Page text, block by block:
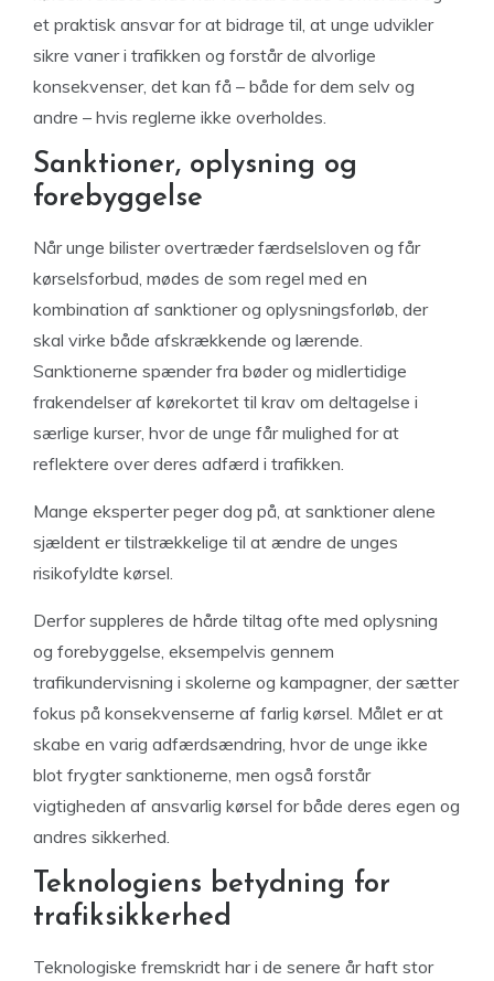
et praktisk ansvar for at bidrage til, at unge udvikler
sikre vaner i trafikken og forstår de alvorlige
konsekvenser, det kan få – både for dem selv og
andre – hvis reglerne ikke overholdes.
Sanktioner, oplysning og
forebyggelse
Når unge bilister overtræder færdselsloven og får
kørselsforbud, mødes de som regel med en
kombination af sanktioner og oplysningsforløb, der
skal virke både afskrækkende og lærende.
Sanktionerne spænder fra bøder og midlertidige
frakendelser af kørekortet til krav om deltagelse i
særlige kurser, hvor de unge får mulighed for at
reflektere over deres adfærd i trafikken.
Mange eksperter peger dog på, at sanktioner alene
sjældent er tilstrækkelige til at ændre de unges
risikofyldte kørsel.
Derfor suppleres de hårde tiltag ofte med oplysning
og forebyggelse, eksempelvis gennem
trafikundervisning i skolerne og kampagner, der sætter
fokus på konsekvenserne af farlig kørsel. Målet er at
skabe en varig adfærdsændring, hvor de unge ikke
blot frygter sanktionerne, men også forstår
vigtigheden af ansvarlig kørsel for både deres egen og
andres sikkerhed.
Teknologiens betydning for
trafiksikkerhed
Teknologiske fremskridt har i de senere år haft stor